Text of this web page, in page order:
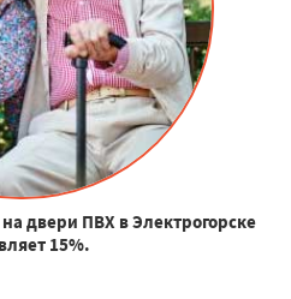
двери ПВХ в Электрогорске
15%.